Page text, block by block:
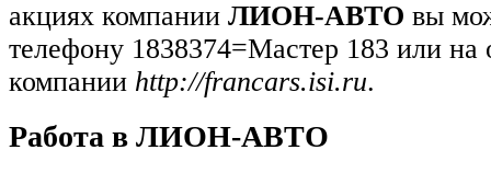
акциях компании ЛИОН-АВТО вы
телефону 1838374=Мастер 183 или на
компании http://francars.isi.ru.
Работа в ЛИОН-АВТО